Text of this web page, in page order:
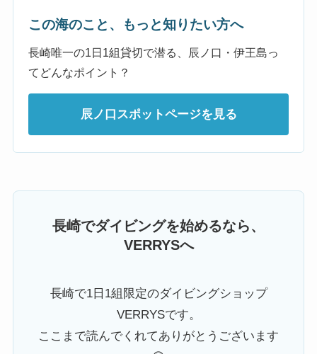
この海のこと、もっと知りたい方へ
長崎唯一の1日1組貸切で潜る、辰ノ口・伊王島っ
てどんなポイント？
辰ノ口スポットページを見る
長崎でダイビングを始めるなら、
VERRYSへ
長崎で1日1組限定のダイビングショップ
VERRYSです。
ここまで読んでくれてありがとうございます